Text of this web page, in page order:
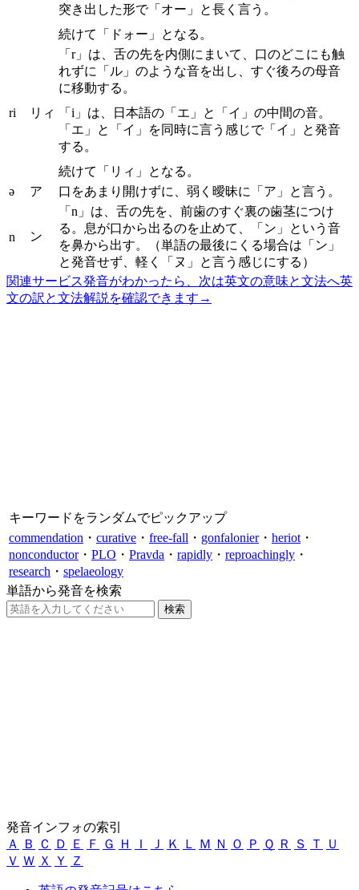
突き出した形で「オー」と長く言う。
続けて「ドォー」となる。
ri リィ
「r」は、舌の先を内側にまいて、口のどこにも触
れずに「ル」のような音を出し、すぐ後ろの母音
に移動する。
「i」は、日本語の「エ」と「イ」の中間の音。
「エ」と「イ」を同時に言う感じで「イ」と発音
する。
続けて「リィ」となる。
ə
ア 口をあまり開けずに、弱く曖昧に「ア」と言う。
n ン
「n」は、舌の先を、前歯のすぐ裏の歯茎につけ
る。息が口から出るのを止めて、「ン」という音
を鼻から出す。（単語の最後にくる場合は「ン」
と発音せず、軽く「ヌ」と言う感じにする）
関連サービス発音がわかったら、次は英文の意味と文法へ英
文の訳と文法解説を確認できます →
キーワードをランダムでピックアップ
commendation ・ curative ・ free-fall ・ gonfalonier・ heriot ・
nonconductor・ PLO ・ Pravda ・ rapidly ・ reproachingly ・
research ・ spelaeology
単語から発音を検索
発音インフォの索引
Ａ
Ｂ Ｃ Ｄ Ｅ Ｆ Ｇ Ｈ Ｉ Ｊ Ｋ Ｌ Ｍ Ｎ Ｏ Ｐ Ｑ Ｒ Ｓ Ｔ
Ｕ
Ｖ Ｗ Ｘ Ｙ Ｚ